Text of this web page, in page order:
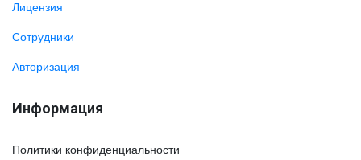
Лицензия
Сотрудники
Авторизация
Информация
Политики конфиденциальности